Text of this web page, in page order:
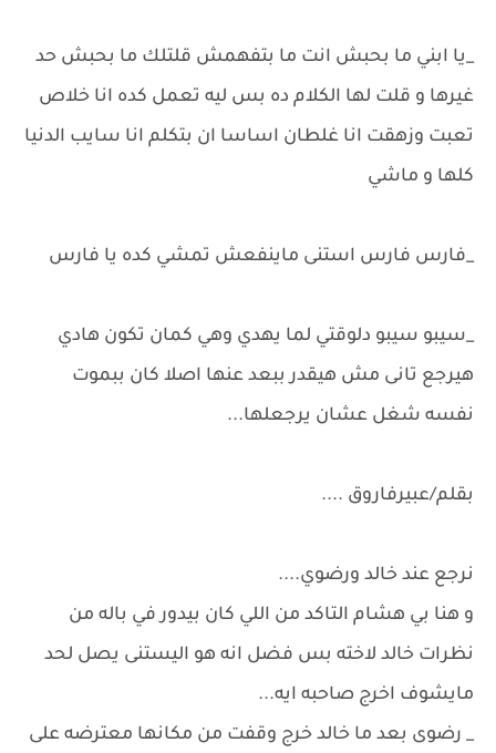
_يا ابني ما بحبش انت ما بتفهمش قلتلك ما بحبش حد
غيرها و قلت لها الكلام ده بس ليه تعمل كده انا خلاص
تعبت وزهقت انا غلطان اساسا ان بتكلم انا سايب الدنيا
كلها و ماشي
_فارس فارس استنى ماينفعش تمشي كده يا فارس
_سيبو سيبو دلوقتي لما يهدي وهي كمان تكون هادي
هيرجع تانى مش هيقدر ببعد عنها اصلا كان ببموت
نفسه شغل عشان يرجعلها...
بقلم/عبيرفاروق ....
نرجع عند خالد ورضوي....
و هنا بي هشام التاكد من اللي كان بيدور في باله من
نظرات خالد لاخته بس فضل انه هو اليستنى يصل لحد
مايشوف اخرج صاحبه ايه...
_ رضوى بعد ما خالد خرج وقفت من مكانها معترضه على